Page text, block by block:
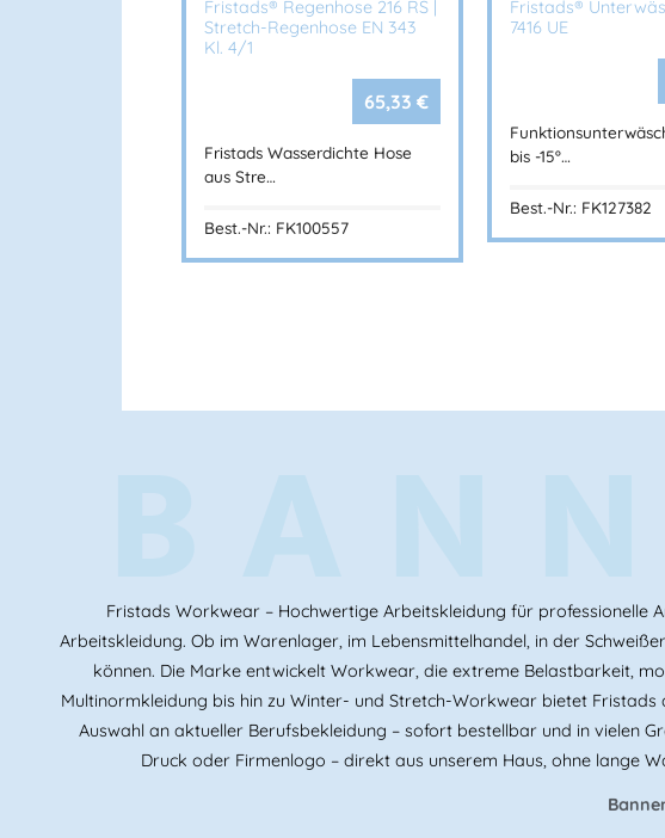
Fristads® Regenhose 216 RS |
Stretch-Regenhose EN 343
Kl. 4/1
65,33 €
Fristads Wasserdichte Hose
aus Stre…
Best.-Nr.: FK100557
Fristads®
7416 UE
bis -15º…
Best.-Nr.: FK127382
Fristads Workwear – Hochwertige Arbeitskleidung für
Arbeitskleidung. Ob im Warenlager, im Lebensmittelhandel, in der
können. Die Marke entwickelt Workwear, die extreme Belastbarkeit,
Multinormkleidung bis hin zu Winter- und Stretch-Workwear bietet
Auswahl an aktueller Berufsbekleidung – sofort bestellbar und in vielen
Druck oder Firmenlogo – direkt aus unserem Haus, ohne lange